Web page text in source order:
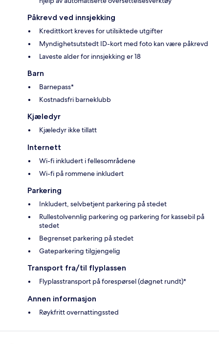
Påkrevd ved innsjekking
Kredittkort kreves for utilsiktede utgifter
Myndighetsutstedt ID-kort med foto kan være påkrevd
Laveste alder for innsjekking er 18
Barn
Barnepass*
Kostnadsfri barneklubb
Kjæledyr
Kjæledyr ikke tillatt
Internett
Wi-fi inkludert i fellesområdene
Wi-fi på rommene inkludert
Parkering
Inkludert, selvbetjent parkering på stedet
Rullestolvennlig parkering og parkering for kassebil på
stedet
Begrenset parkering på stedet
Gateparkering tilgjengelig
Transport fra/til flyplassen
Flyplasstransport på forespørsel (døgnet rundt)*
Annen informasjon
Røykfritt overnattingssted